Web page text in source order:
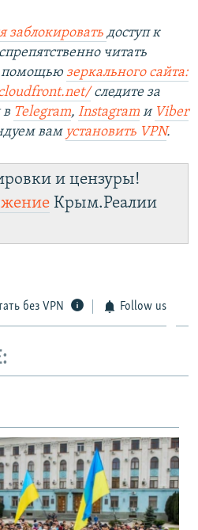
заблокировать доступ к
читать
помощью зеркального сайта:
следите за
в Telegram, Instagram и Viber
вам установить VPN.
и цензуры!
Крым.Реалии
без VPN Follow us